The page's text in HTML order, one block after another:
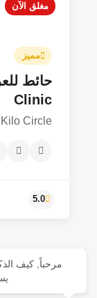
مغلق الآن
مميز
Clinic
Circle
مرحباً, كيف